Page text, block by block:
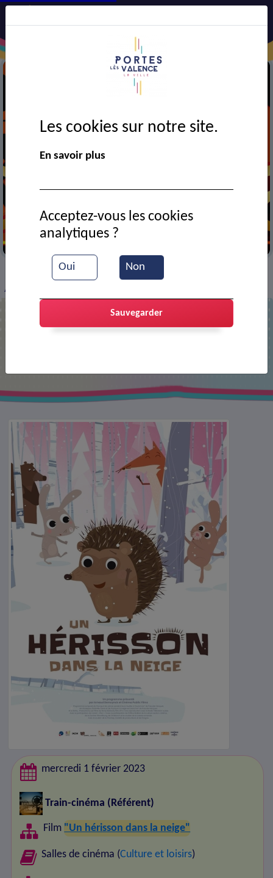
VIE MUNICIPALE > Ressources documentaires
Affiche : Un hérisson dans la neige
mercredi 1 février 2023
Train-cinéma (Référent)
Film "Un hérisson dans la neige"
Salles de cinéma (Culture et loisirs)
Les cookies sur notre site.
En savoir plus
Oui Non
Acceptez-vous les cookies
analytiques ?
Sauvegarder